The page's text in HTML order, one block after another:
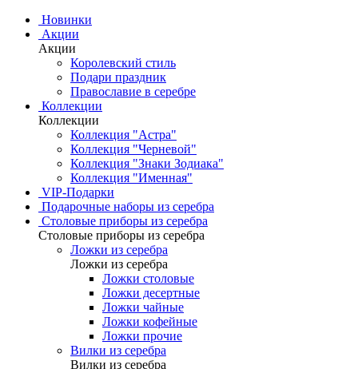
Новинки
Акции
Акции
Королевский стиль
Подари праздник
Православие в серебре
Коллекции
Коллекции
Коллекция "Астра"
Коллекция "Черневой"
Коллекция "Знаки Зодиака"
Коллекция "Именная"
VIP-Подарки
Подарочные наборы из серебра
Столовые приборы из серебра
Столовые приборы из серебра
Ложки из серебра
Ложки из серебра
Ложки столовые
Ложки десертные
Ложки чайные
Ложки кофейные
Ложки прочие
Вилки из серебра
Вилки из серебра